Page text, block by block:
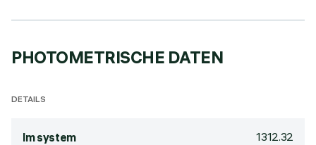
PHOTOMETRISCHE DATEN
DETAILS
lm system 1312.32